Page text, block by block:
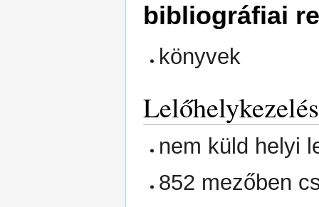
bibliográfiai
könyvek
Lelőhelykezelés
nem küld helyi
852 mezőben